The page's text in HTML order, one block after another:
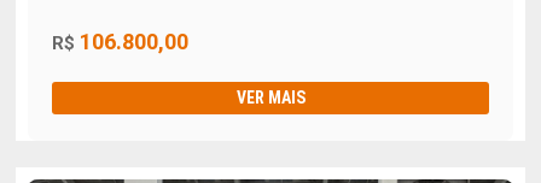
R$ 106.800,00
VER MAIS